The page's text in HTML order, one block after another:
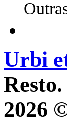
Urbi
Resto.
2026